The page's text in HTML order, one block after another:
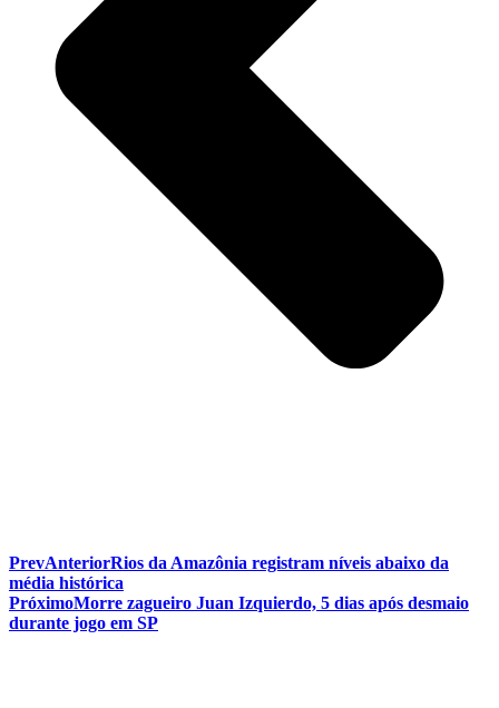
PrevAnteriorRios da Amazônia registram níveis abaixo da
média histórica
PróximoMorre zagueiro Juan Izquierdo, 5 dias após desmaio
durante jogo em SP